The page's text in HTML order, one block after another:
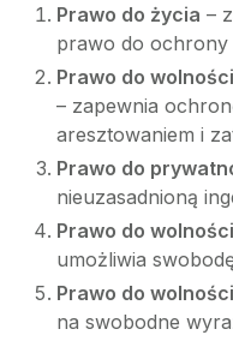
Prawo do życia –
prawo do ochrony
Prawo do
– zapewnia
aresztowaniem i
Prawo do
nieuzasadnioną
Prawo do
umożliwia
Prawo do
na swobodne